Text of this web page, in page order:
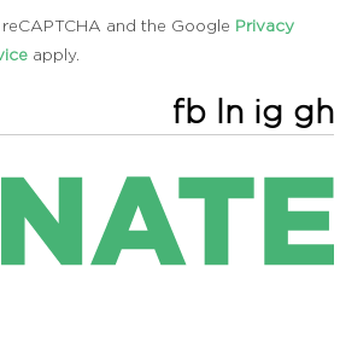
and the Google Privacy
apply.
fb ln ig gh